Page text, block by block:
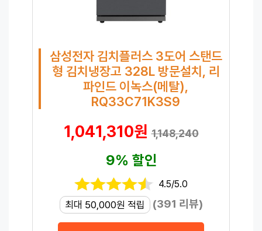
삼성전자 김치플러스 3도어 스탠드
형 김치냉장고 328L 방문설치, 리
파인드 이녹스(메탈),
RQ33C71K3S9
1,041,310원1,148,240
9% 할인
4.5/5.0
최대 50,000원 적립 (391 리뷰)